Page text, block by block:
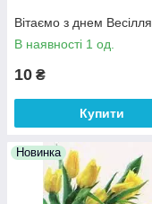
Вітаємо з днем Весілля.
В наявності 1 од.
10 ₴
Купити
Новинка